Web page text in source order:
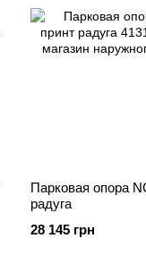
Парковая опора
радуга
28 145 грн